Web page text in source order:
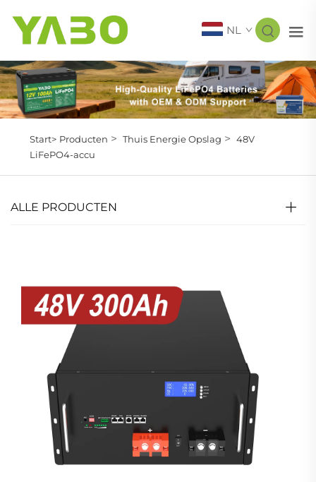
NL
Start> Producten > Thuis Energie Opslag > 48V
LiFePO4-accu
ALLE PRODUCTEN